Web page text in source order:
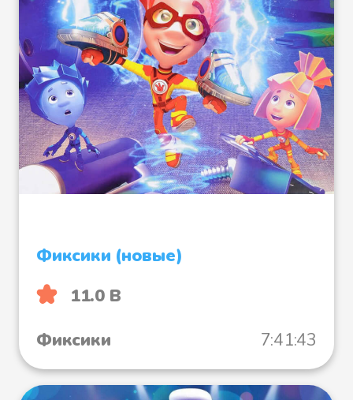
Волшебная палочка
Взбитые сливки
Зеркало
Зубная щетка
Фиксики (новые)
11.0 B
Фиксики
7:41:43